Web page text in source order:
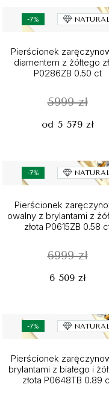
-7%
Pierścionek
diamentem z żółtego
P0286ZB 0.50 ct
5999 zł
od 5 579 zł
-7%
Pierścionek
owalny z brylantami z
złota P0615ZB 0.58
6999 zł
6 509 zł
-7%
Pierścionek
brylantami z białego i
złota P0648TB 0.89